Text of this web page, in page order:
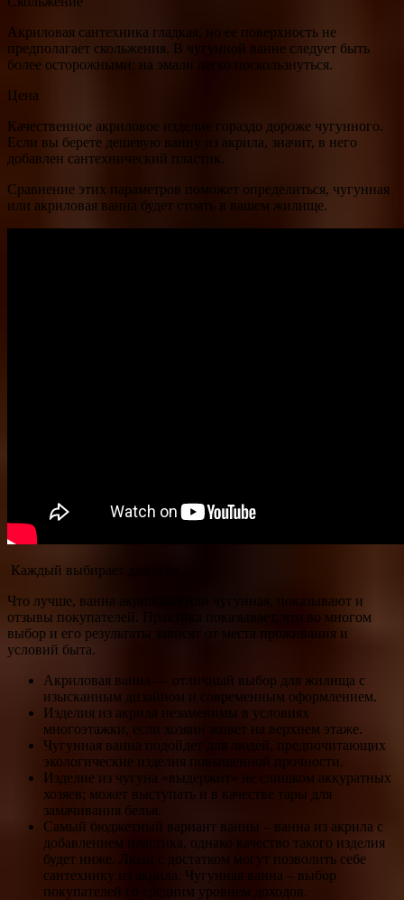
Акриловая сантехника гладкая, но ее поверхность не
предполагает скольжения. В чугунной ванне следует быть
более осторожными: на эмали легко поскользнуться.
Цена
Качественное акриловое изделие гораздо дороже чугунного.
Если вы берете дешевую ванну из акрила, значит, в него
добавлен сантехнический пластик.
Сравнение этих параметров поможет определиться, чугунная
или акриловая ванна будет стоять в вашем жилище.
Каждый выбирает для себя…
Что лучше, ванна акриловая или чугунная, показывают и
отзывы покупателей. Практика показывает, что во многом
выбор и его результаты зависят от места проживания и
условий быта.
Акриловая ванна — отличный выбор для жилища с
изысканным дизайном и современным оформлением.
Изделия из акрила незаменимы в условиях
многоэтажки, если хозяин живет на верхнем этаже.
Чугунная ванна подойдет для людей, предпочитающих
экологические изделия повышенной прочности.
Изделие из чугуна «выдержит» не слишком аккуратных
хозяев; может выступать и в качестве тары для
замачивания белья.
Самый бюджетный вариант ванны – ванна из акрила с
добавлением пластика, однако качество такого изделия
будет ниже. Люди с достатком могут позволить себе
сантехнику из акрила. Чугунная ванна – выбор
покупателей со средним уровнем доходов.